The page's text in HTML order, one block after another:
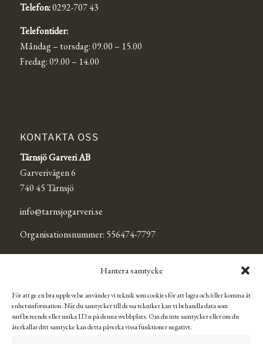
Hantera samtycke
För att ge en bra upplevelse använder vi teknik som cookies för att lagra och/eller komma åt
enhetsinformation. När du samtycker till dessa tekniker kan vi behandla data som
surfbeteende eller unika ID:n på denna webbplats. Om du inte samtycker eller om du
återkallar ditt samtycke kan detta påverka vissa funktioner negativt.
Telefon:0292-707 43
Telefontider:
Måndag – torsdag: 09.00 – 15.00
Fredag: 09.00 – 14.00
KONTAKTA OSS
Tärnsjö Garveri AB
Garverivägen 6
740 45 Tärnsjö
info@tarnsjogarveri.se
Organisationsnummer: 556474-7797
Se Tärnsjö Outlets Facebooksida för mer information och
aktuella öppettider.